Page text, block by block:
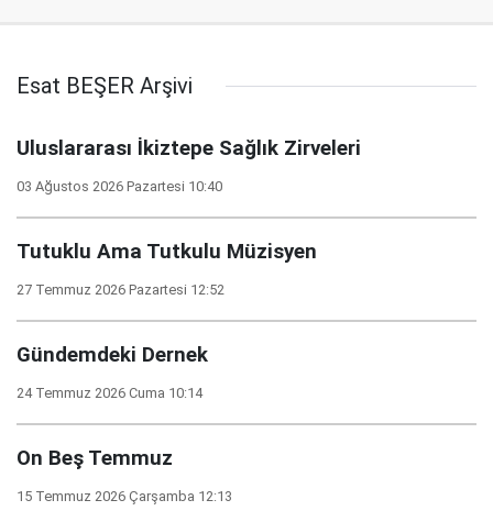
Esat BEŞER Arşivi
Uluslararası İkiztepe Sağlık Zirveleri
03 Ağustos 2026 Pazartesi 10:40
Tutuklu Ama Tutkulu Müzisyen
27 Temmuz 2026 Pazartesi 12:52
Gündemdeki Dernek
24 Temmuz 2026 Cuma 10:14
On Beş Temmuz
15 Temmuz 2026 Çarşamba 12:13